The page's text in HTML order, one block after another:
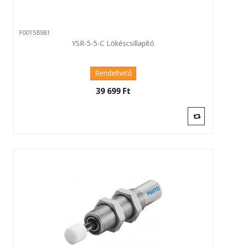
F00158981
YSR-5-5-C Lökéscsillapító
Rendelhető
39 699 Ft‎